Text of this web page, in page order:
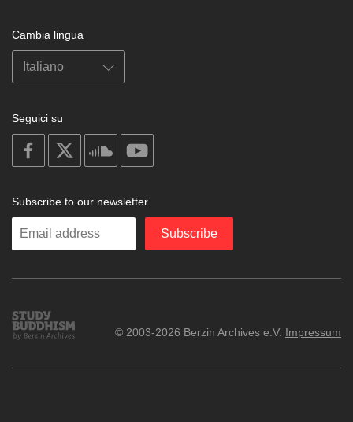
Cambia lingua
Seguici su
on
facebook
soundcloud
Subscribe to our newsletter
Enter
Subscribe
Study
Buddhism
© 2003-2026 Berzin Archives e.V. Impressum